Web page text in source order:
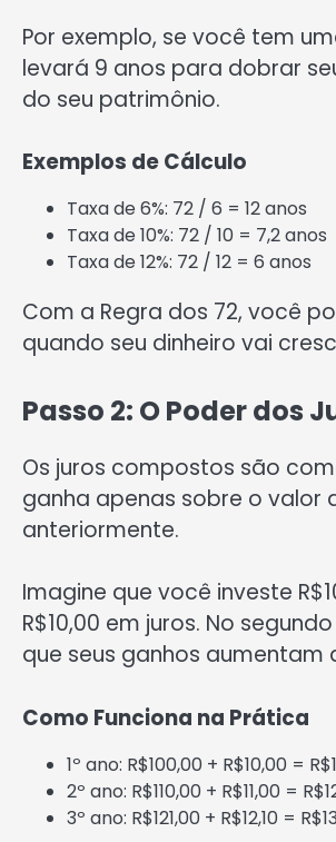
Por exemplo, se você tem
levará 9 anos para dobrar
do seu patrimônio.
Exemplos de Cálculo
Taxa de 6%: 72 / 6 = 12 anos
Taxa de 10%: 72 / 10 = 7,2 anos
Taxa de 12%: 72 / 12 = 6 anos
Com a Regra dos 72, você
quando seu dinheiro vai
Passo 2: O Poder dos
Os juros compostos são
ganha apenas sobre o valor
anteriormente.
Imagine que você investe
R$10,00 em juros. No
que seus ganhos aumentam
Como Funciona na Prática
1º ano: R$100,00 + R$10,00 =
2º ano: R$110,00 + R$11,00 =
3º ano: R$121,00 + R$12,10 =